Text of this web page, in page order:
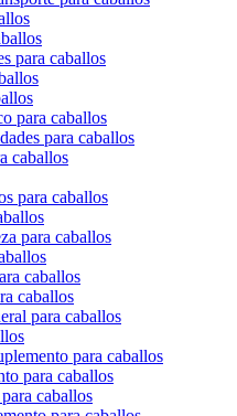
para caballos
para caballos
para caballos
caballos
para caballos
para caballos
caballos
caballos
para caballos
para caballos
para caballos
caballos